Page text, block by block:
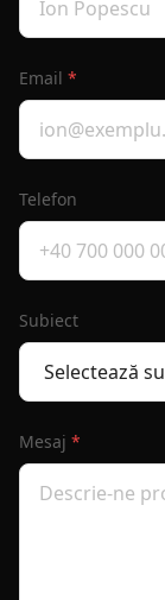
Email *
Telefon
Subiect
Mesaj *